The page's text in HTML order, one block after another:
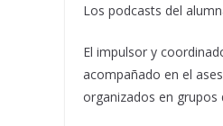
Los podcasts del
El impulsor y
acompañado en el
organizados en grupos